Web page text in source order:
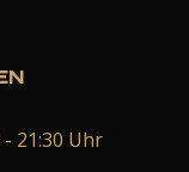
- 21:30 Uhr